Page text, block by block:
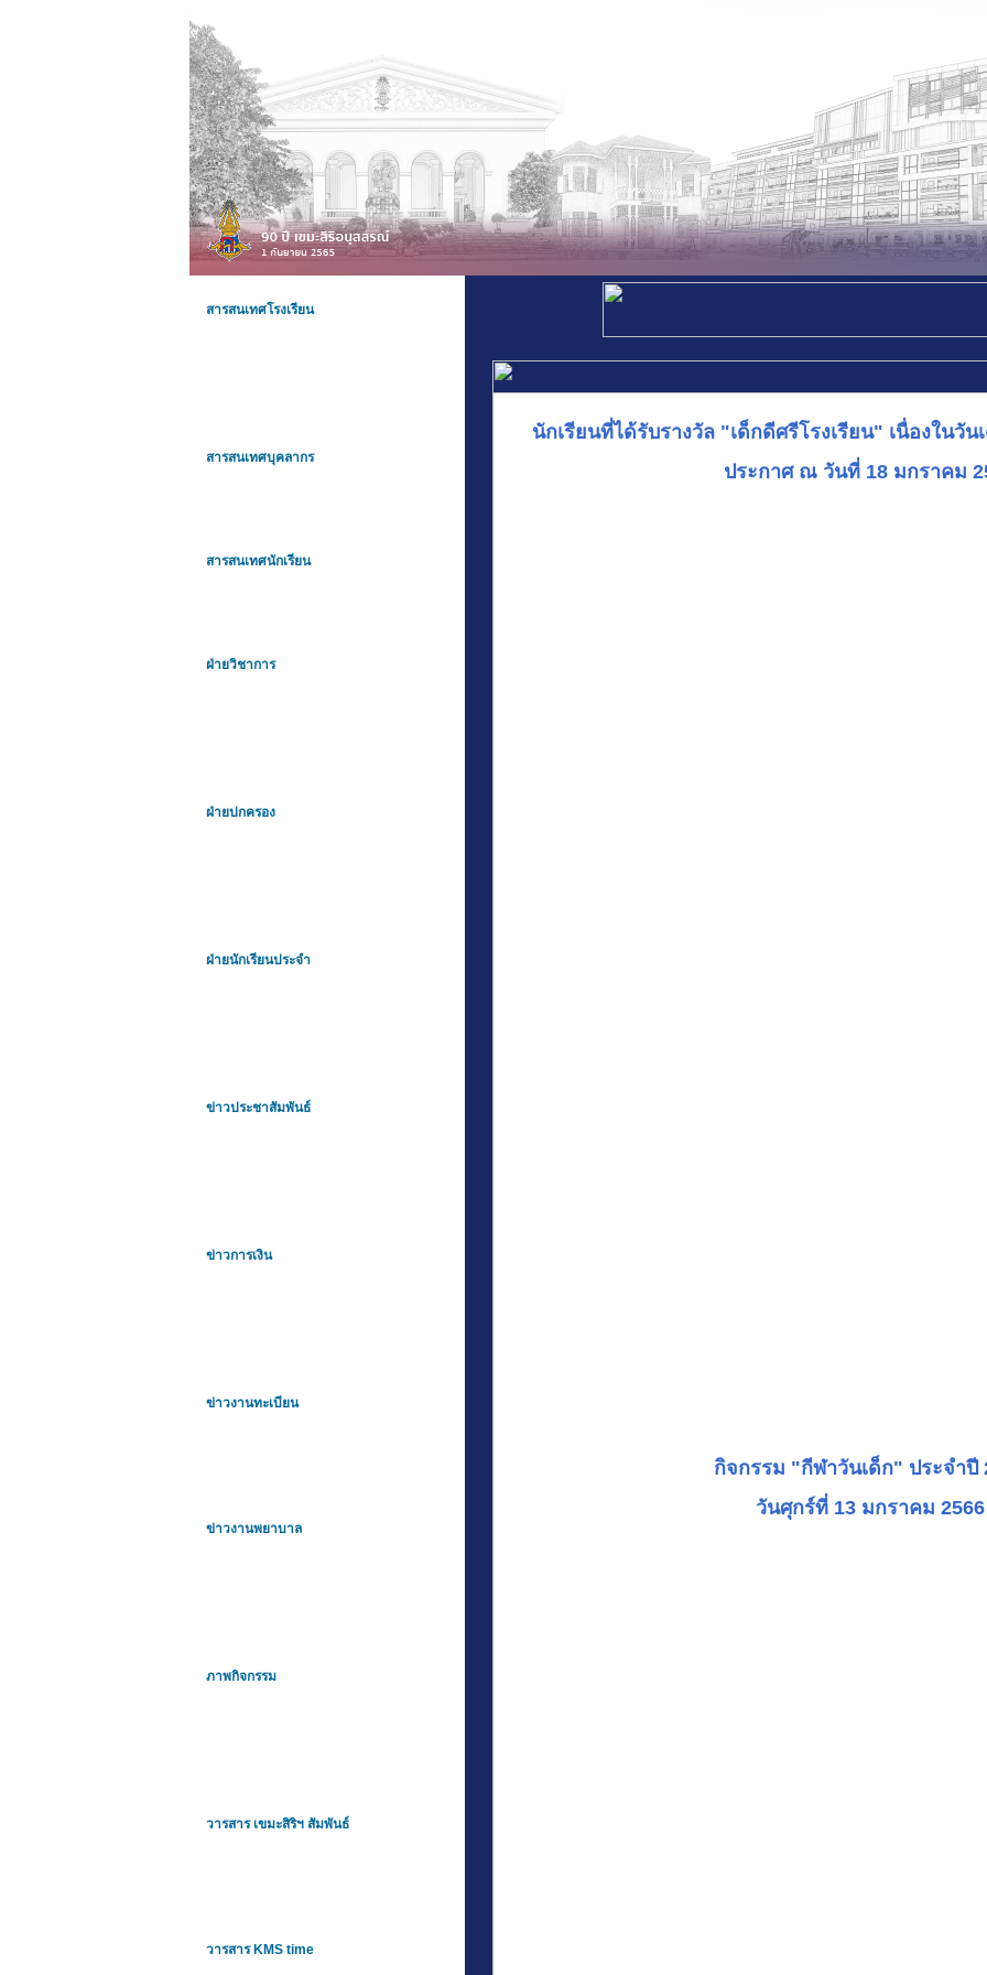
สารสนเทศโรงเรียน
สารสนเทศบุคลากร
สารสนเทศนักเรียน
ฝ่ายวิชาการ
ฝ่ายปกครอง
ฝ่ายนักเรียนประจำ
ข่าวประชาสัมพันธ์
ข่าวการเงิน
ข่าวงานทะเบียน
ข่าวงานพยาบาล
ภาพกิจกรรม
วารสาร เขมะสิริฯ สัมพันธ์
วารสาร KMS time
นักเรียนที่ได้รับรางวัล "เด็กดีศรีโรงเรียน" เนื่องในวั
ประกาศ ณ วันที่ 18 มกราคม
กิจกรรม "กีฬาวันเด็ก" ประจำปี
วันศุกร์ที่ 13 มกราคม 2566